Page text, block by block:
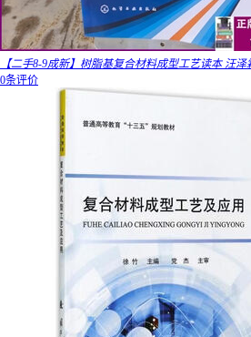
【二手8-9成新】树脂基复合材料成型工艺读本 汪
0条评价